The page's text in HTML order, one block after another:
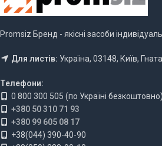
Promsiz Бренд - якісні засоби
Для листів: Україна, 03148, Київ,
Телефони:
0 800 300 505 (по Україні безкоштовно)
+380 50 310 71 93
+380 99 605 08 17
+38(044) 390-40-90